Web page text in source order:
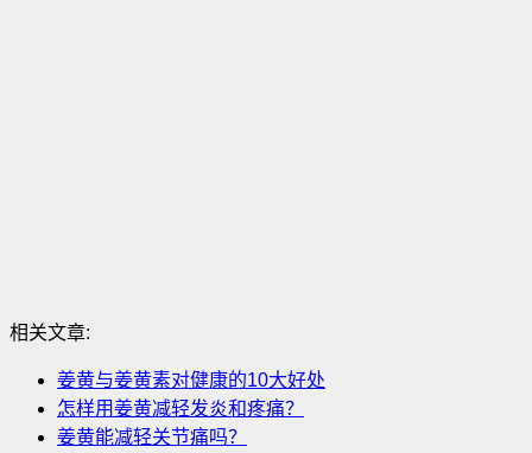
相关文章:
姜黄与姜黄素对健康的10大好处
怎样用姜黄减轻发炎和疼痛？
姜黄能减轻关节痛吗？